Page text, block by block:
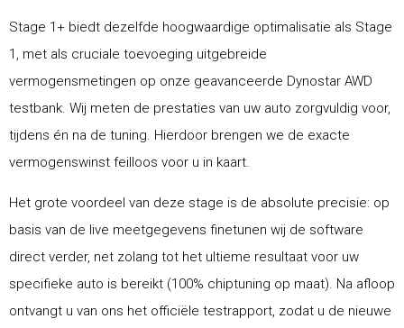
Stage 1+ biedt dezelfde hoogwaardige optimalisatie als Stage
1, met als cruciale toevoeging uitgebreide
vermogensmetingen op onze geavanceerde Dynostar AWD
testbank. Wij meten de prestaties van uw auto zorgvuldig voor,
tijdens én na de tuning. Hierdoor brengen we de exacte
vermogenswinst feilloos voor u in kaart.
Het grote voordeel van deze stage is de absolute precisie: op
basis van de live meetgegevens finetunen wij de software
direct verder, net zolang tot het ultieme resultaat voor uw
specifieke auto is bereikt (100% chiptuning op maat). Na afloop
ontvangt u van ons het officiële testrapport, zodat u de nieuwe